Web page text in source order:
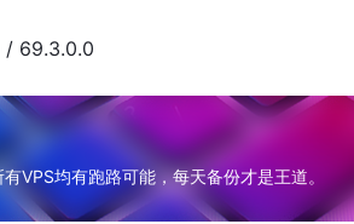
/ 69.3.0.0
VPS均有跑路可能，每天备份才是王道。